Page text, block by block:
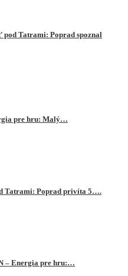
Tatrami: Poprad spoznal
pre hru: Malý…
Tatrami: Poprad privíta 5….
– Energia pre hru:…